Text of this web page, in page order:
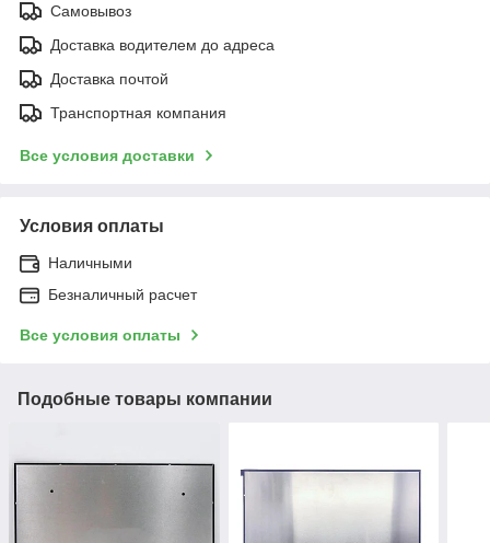
Самовывоз
Доставка водителем до адреса
Доставка почтой
Транспортная компания
Все условия доставки
Условия оплаты
Наличными
Безналичный расчет
Все условия оплаты
Подобные товары компании